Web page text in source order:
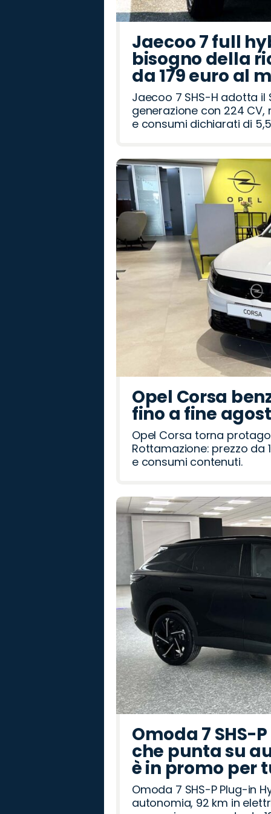
Jaecoo 7 full
bisogno della
da 179 euro al
Jaecoo 7 SHS-H adotta il
generazione con 224 CV,
e consumi dichiarati di
Opel Corsa
fino a fine
Opel Corsa torna
Rottamazione: prezzo da
e consumi contenuti.
Omoda 7 SHS-
che punta su
è in promo per
Omoda 7 SHS-P Plug-in
autonomia, 92 km in